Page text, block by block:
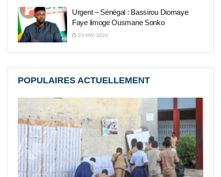
Urgent – Sénégal : Bassirou Diomaye
Faye limoge Ousmane Sonko
23 MAI 2026
POPULAIRES ACTUELLEMENT